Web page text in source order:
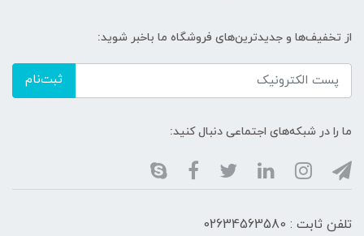
از تخفیف‌ها و جدیدترین‌های فروشگاه ما باخبر شوید:
ثبت‌نام
ما را در شبکه‌های اجتماعی دنبال کنید:
تلفن ثابت : 02634563580